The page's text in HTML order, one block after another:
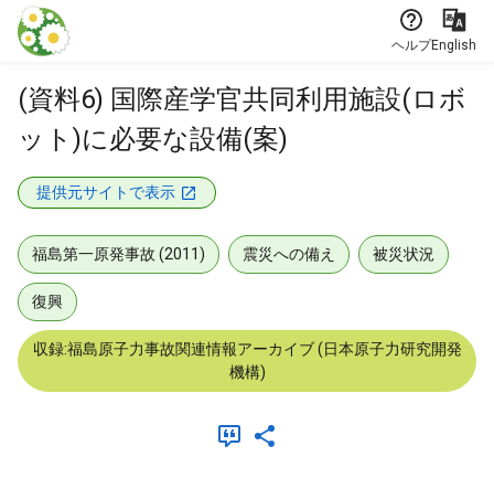
本文に飛ぶ
ヘルプEnglish
(資料6) 国際産学官共同利用施設(ロボ
ット)に必要な設備(案)
提供元サイトで表示
福島第一原発事故 (2011) 震災への備え 被災状況
復興
収録:福島原子力事故関連情報アーカイブ (日本原子力研究開発
機構)